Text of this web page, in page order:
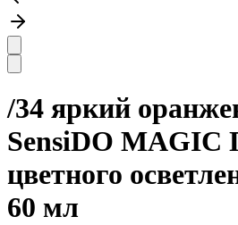
/34 яркий
SensiDO MAGIC
цветного
60 мл